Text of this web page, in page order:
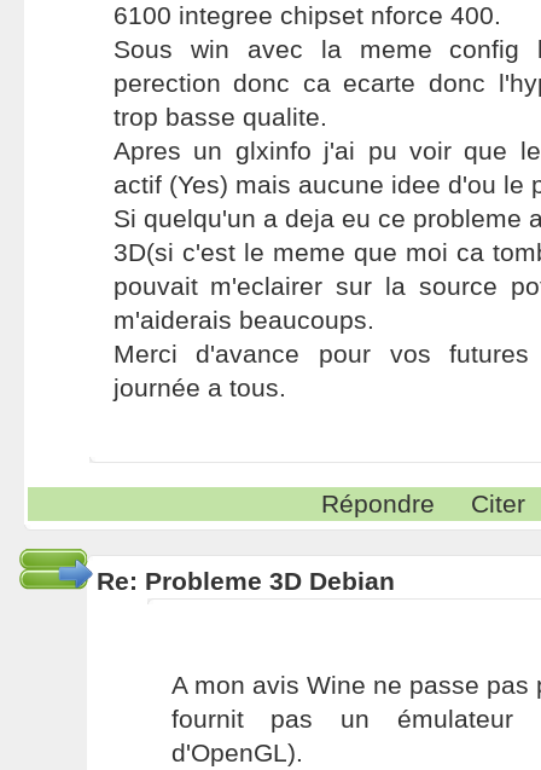
6100 integree chipset nforce 400.
Sous win avec la meme
perection donc ca ecarte donc
trop basse qualite.
Apres un glxinfo j'ai pu voir que
actif (Yes) mais aucune idee d'ou le
Si quelqu'un a deja eu ce probleme
3D(si c'est le meme que moi ca
pouvait m'eclairer sur la source
m'aiderais beaucoups.
Merci d'avance pour vos
journée a tous.
Répondre Citer
Re: Probleme 3D Debian
A mon avis Wine ne passe pas
fournit pas un émulateur
d'OpenGL).